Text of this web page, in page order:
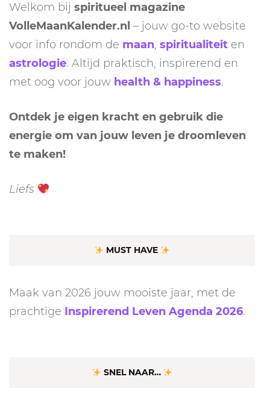
Welkom bij spiritueel magazine
VolleMaanKalender.nl – jouw go-to website
voor info rondom de maan, spiritualiteit en
astrologie. Altijd praktisch, inspirerend en
met oog voor jouw health & happiness.
Ontdek je eigen kracht en gebruik die
energie om van jouw leven je droomleven
te maken!
Liefs
MUST HAVE
Maak van 2026 jouw mooiste jaar, met de
prachtige Inspirerend Leven Agenda 2026.
SNEL NAAR…